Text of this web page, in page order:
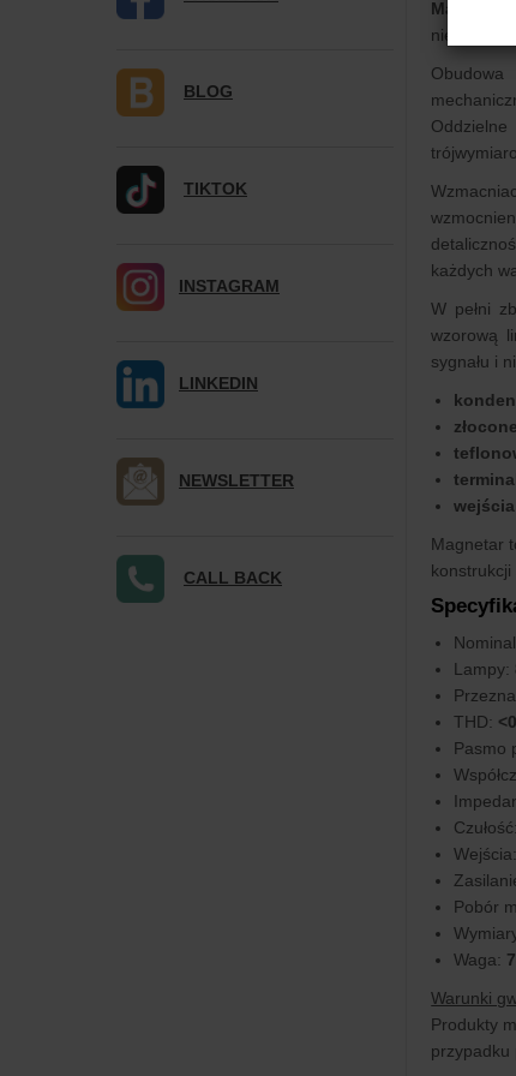
Magnetar
niezależną
każdych
W pełni
wzorową
sygnału i
wejścia
Magnetar
konstrukcji
Lampy:
THD:
Pasmo
Czułość:
Wejścia:
Pobór
Waga:
Warunki
Produkty
przypadku
BLOG
TIKTOK
INSTAGRAM
LINKEDIN
NEWSLETTER
CALL BACK